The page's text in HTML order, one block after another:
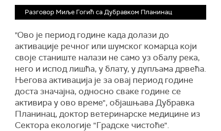
Разговор Миље Гогић са Дубравком Планинац
"Ово је период године када долази до
активације речног или шумског комарца који
своје станиште налази не само уз обалу река,
него и испод лишћа, у блату, у дупљама дрвећа.
Његова активација је за овај период године
доста значајна, односно сваке године се
активира у ово време", објашњава Дубравка
Планинац, доктор ветеринарске медицине из
Сектора екологије "Градске чистоће".